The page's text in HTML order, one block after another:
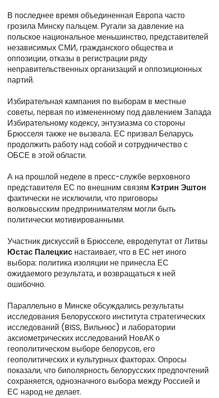
В последнее время объединенная Европа часто
грозила Минску пальцем. Ругали за давление на
польское национальное меньшинство, представителей
независимых СМИ, гражданского общества и
оппозиции, отказы в регистрации ряду
неправительственных организаций и оппозиционных
партий.
Избирательная кампания по выборам в местные
советы, первая по измененному под давлением Запада
Избирательному кодексу, энтузиазма со стороны
Брюсселя также не вызвала. ЕС призвал Беларусь
продолжить работу над собой и сотрудничество с
ОБСЕ в этой области.
А на прошлой неделе в пресс-службе верховного
представителя ЕС по внешним связям Кэтрин Эштон
фактически не исключили, что приговоры
волковысским предпринимателям могли быть
политически мотивированными.
Участник дискуссий в Брюсселе, евродепутат от Литвы
Юстас Палецкис настаивает, что в ЕС нет иного
выбора: политика изоляции не принесла ЕС
ожидаемого результата, и возвращаться к ней
ошибочно.
Параллельно в Минске обсуждались результаты
исследования Белорусского института стратегических
исследований (BISS, Вильнюс) и лаборатории
аксиометрических исследований НовАК о
геополитическом выборе белорусов, его
геополитических и культурных факторах. Опросы
показали, что биполярность белорусских предпочтений
сохраняется, однозначного выбора между Россией и
ЕС народ не делает.